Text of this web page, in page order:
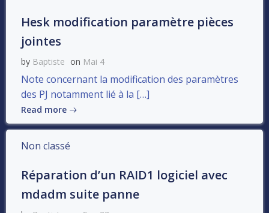
Hesk modification paramètre pièces
jointes
by Baptiste on Mai 4
Note concernant la modification des paramètres
des PJ notamment lié à la […]
Read more
Non classé
Réparation d’un RAID1 logiciel avec
mdadm suite panne